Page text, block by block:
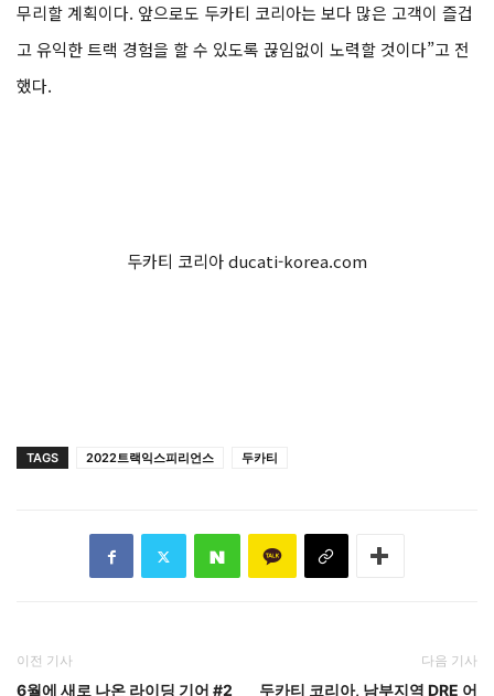
무리할 계획이다. 앞으로도 두카티 코리아는 보다 많은 고객이 즐겁
고 유익한 트랙 경험을 할 수 있도록 끊임없이 노력할 것이다”고 전
했다.
두카티 코리아 ducati-korea.com
TAGS 2022트랙익스피리언스 두카티
이전 기사
6월에 새로 나온 라이딩 기어 #2
다음 기사
두카티 코리아, 남부지역 DRE 어